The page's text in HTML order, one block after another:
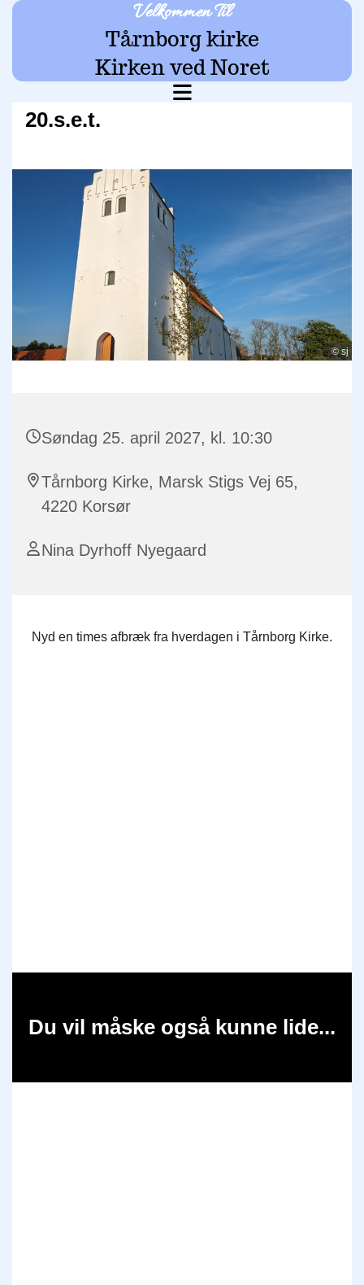
Velkommen Til
Tårnborg kirke
Kirken ved Noret
20.s.e.t.
© sj
Søndag 25. april 2027, kl. 10:30
Tårnborg Kirke, Marsk Stigs Vej 65,
4220 Korsør
Nina Dyrhoff Nyegaard
Nyd en times afbræk fra hverdagen i Tårnborg Kirke.
Du vil måske også kunne lide...